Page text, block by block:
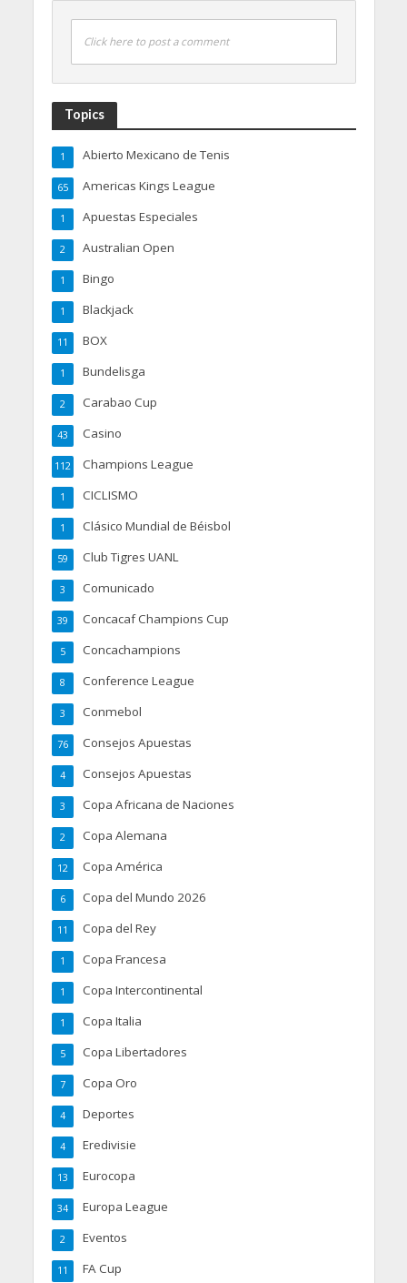
Click here to post a comment
Topics
Abierto Mexicano de Tenis
1
Americas Kings League
65
Apuestas Especiales
1
Australian Open
2
Bingo
1
Blackjack
1
BOX
11
Bundelisga
1
Carabao Cup
2
Casino
43
Champions League
112
CICLISMO
1
Clásico Mundial de Béisbol
1
Club Tigres UANL
59
Comunicado
3
Concacaf Champions Cup
39
Concachampions
5
Conference League
8
Conmebol
3
Consejos Apuestas
76
Consejos Apuestas
4
Copa Africana de Naciones
3
Copa Alemana
2
Copa América
12
Copa del Mundo 2026
6
Copa del Rey
11
Copa Francesa
1
Copa Intercontinental
1
Copa Italia
1
Copa Libertadores
5
Copa Oro
7
Deportes
4
Eredivisie
4
Eurocopa
13
Europa League
34
Eventos
2
FA Cup
11